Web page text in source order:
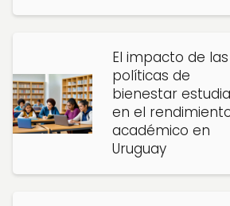
El impacto de las
políticas de
bienestar
en el
académico en
Uruguay